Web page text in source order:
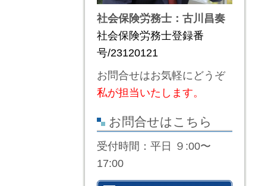
社会保険労務士：古川昌奏
社会保険労務士登録番
号/23120121
お問合せはお気軽にどうぞ
私が担当いたします。
お問合せはこちら
受付時間：平日 ９:00〜
17:00